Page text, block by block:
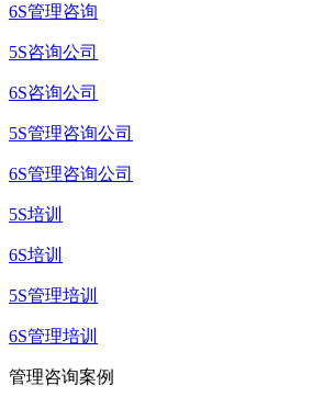
6S管理咨询
5S咨询公司
6S咨询公司
5S管理咨询公司
6S管理咨询公司
5S培训
6S培训
5S管理培训
6S管理培训
管理咨询案例